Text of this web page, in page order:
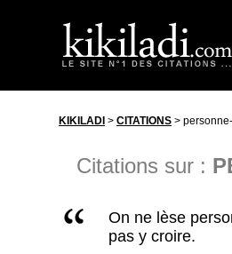
KIKILADI > CITATIONS >
Citations sur :
On ne lèse
pas y croire.